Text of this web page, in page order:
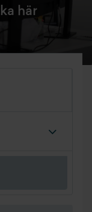
här